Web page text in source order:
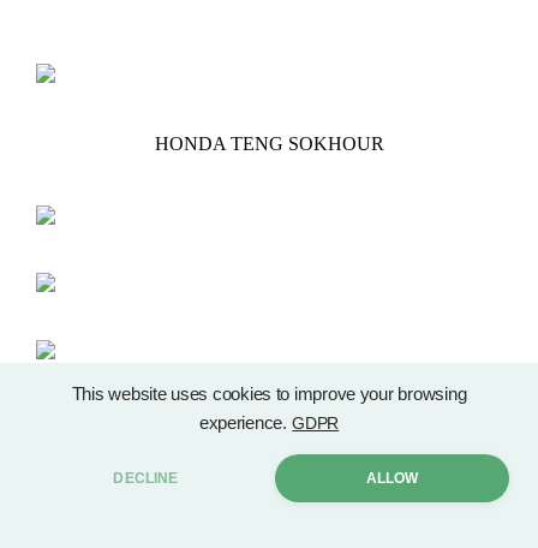
This website uses cookies to improve your browsing
experience. GDPR
DECLINE ALLOW
HONDA TENG SOKHOUR